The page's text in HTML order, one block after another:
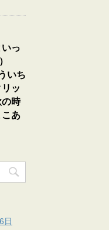
っ
いち
ッ
時
あ
日